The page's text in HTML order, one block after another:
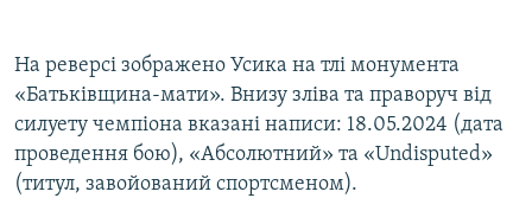
На реверсі зображено Усика на тлі монумента
«Батьківщина-мати». Внизу зліва та праворуч від
силуету чемпіона вказані написи: 18.05.2024 (дата
проведення бою), «Абсолютний» та «Undisputed»
(титул, завойований спортсменом).